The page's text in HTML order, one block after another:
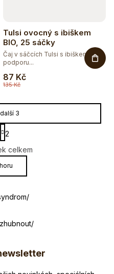
Tulsi ovocný s ibiškem
BIO, 25 sáčky
135 Kč
87 Kč
Čaj v sáčcích Tulsi s ibiškem pro
podporu...
O
v
k
3
S
2
celkem